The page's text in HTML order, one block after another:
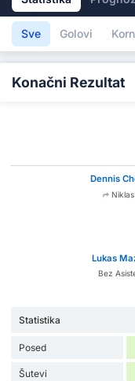
Sve Golovi
Konačni Rezultat
Dennis
Niklas
Lukas
Bez
Statistika
Posed
Šutevi